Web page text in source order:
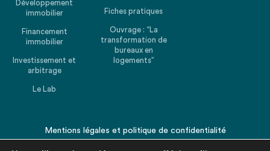
Développement
immobilier
Financement
immobilier
Investissement et
arbitrage
Le Lab
Fiches pratiques
Ouvrage : “La
transformation de
bureaux en
logements”
Mentions légales et politique de confidentialité